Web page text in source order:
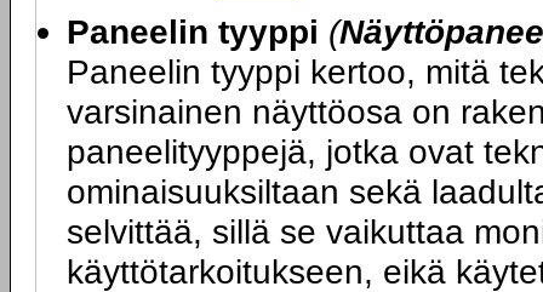
Paneelin tyyppi (
Paneelin tyyppi kertoo, mitä
varsinainen näyttöosa on
paneelityyppejä, jotka ovat
ominaisuuksiltaan sekä
selvittää, sillä se vaikuttaa
käyttötarkoitukseen, eikä